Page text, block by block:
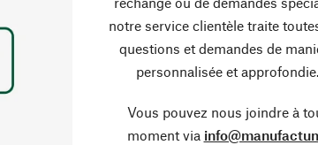
notre service clientèle traite
questions et demandes de
personnalisée et approfondie.
Vous pouvez nous joindre à
moment via